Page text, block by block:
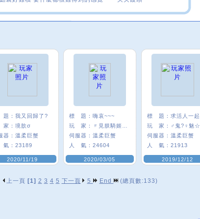
： 我又回歸了?
： 境歆σ
器： 溫柔巨蟹
： 23189
2020/11/19
標 題： 嗨哀~~~
玩 家：
伺服器： 溫柔巨蟹
人 氣： 24604
2020/03/05
標 題： 求活人一
玩 家：
伺服器： 溫柔巨蟹
人 氣： 21913
2019/12/12
上一頁 [1] 2 3 4 5 下一頁 5 End (總頁數:133)